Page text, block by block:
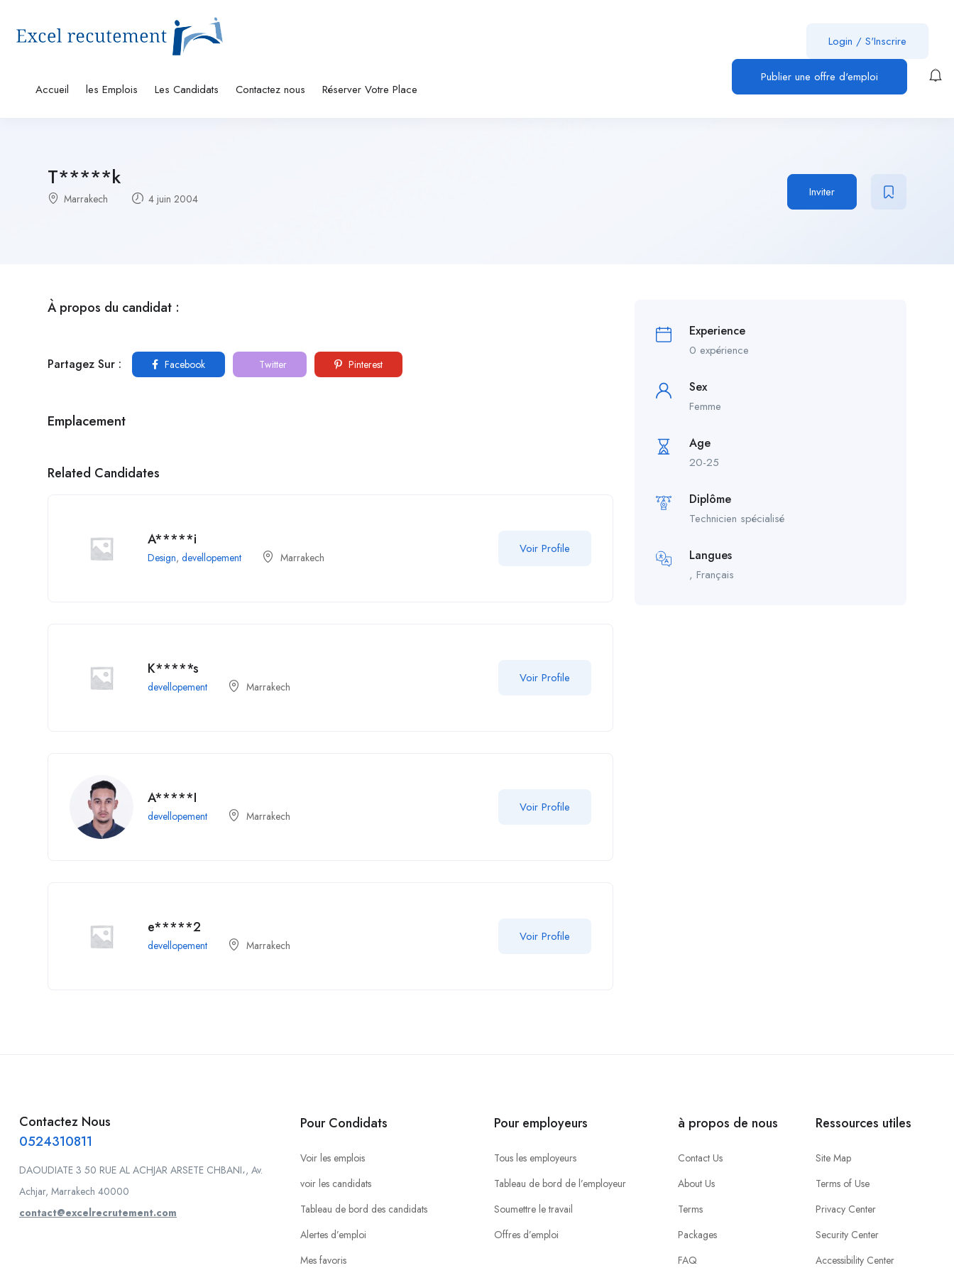
Accueil les Emplois Les Candidats Contactez nous Réserver Votre Place
Login / S'Inscrire
Publier une offre d'emploi
T*****k
Marrakech 4 juin 2004 Inviter
À propos du candidat :
Partagez Sur : Facebook Twitter Pinterest
Emplacement
Related Candidates
A*****i
Design, devellopement Marrakech
Voir Profile
K*****s
devellopement Marrakech
Voir Profile
A*****I
devellopement Marrakech
Voir Profile
e*****2
devellopement Marrakech
Voir Profile
Experience
0 expérience
Sex
Femme
Age
20-25
Diplôme
Technicien spécialisé
Langues
, Français
Contactez Nous
0524310811
DAOUDIATE 3 50 RUE AL ACHJAR ARSETE CHBANI،, Av.
Achjar, Marrakech 40000
contact@excelrecrutement.com
Pour Condidats
Voir les emplois
voir les candidats
Tableau de bord des candidats
Alertes d’emploi
Mes favoris
Pour employeurs
Tous les employeurs
Tableau de bord de l’employeur
Soumettre le travail
Offres d’emploi
à propos de nous
Contact Us
About Us
Terms
Packages
FAQ
Ressources utiles
Site Map
Terms of Use
Privacy Center
Security Center
Accessibility Center